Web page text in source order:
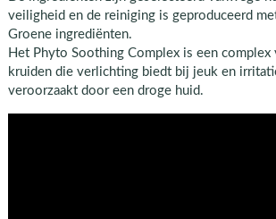
veiligheid en de reiniging is geproduceerd
Groene ingrediënten.
Het Phyto Soothing Complex is een complex
kruiden die verlichting biedt bij jeuk en
veroorzaakt door een droge huid.